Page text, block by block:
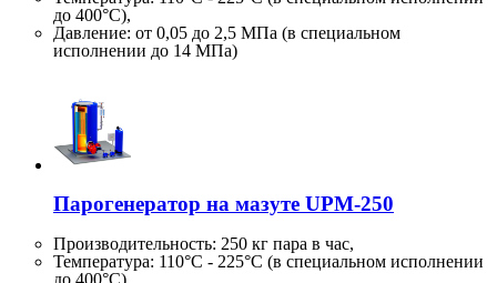
до 400°C),
Давление: от 0,05 до 2,5 МПа (в специальном
исполнении до 14 МПа)
Парогенератор на мазуте UPM-250
Производительность: 250 кг пара в час,
Температура: 110°C - 225°C (в специальном исполнении
до 400°C),